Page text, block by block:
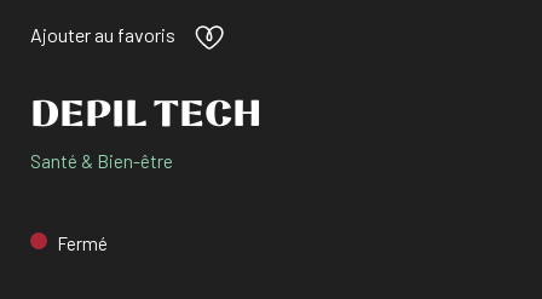
Ajouter au favoris
DEPIL TECH
Santé & Bien-être
Fermé